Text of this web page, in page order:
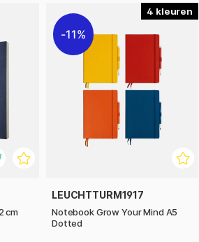
cm
4
11%
LEUCHTTURM1917
Notebook Grow Your Mind A5
Dotted